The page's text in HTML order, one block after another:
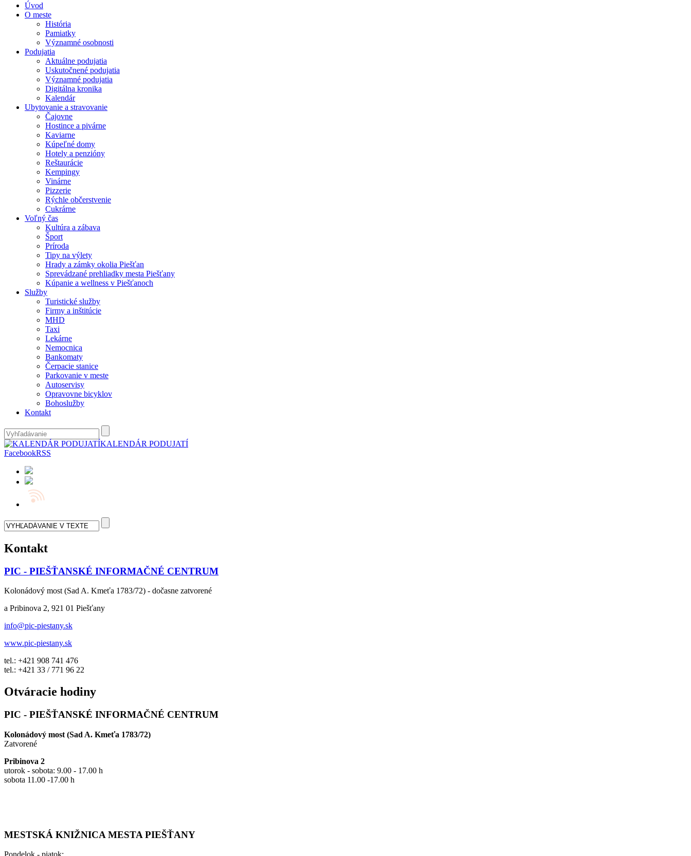
Úvod
O meste
História
Pamiatky
Významné osobnosti
Podujatia
Aktuálne podujatia
Uskutočnené podujatia
Významné podujatia
Digitálna kronika
Kalendár
Ubytovanie a stravovanie
Čajovne
Hostince a pivárne
Kaviarne
Kúpeľné domy
Hotely a penzióny
Reštaurácie
Kempingy
Vinárne
Pizzerie
Rýchle občerstvenie
Cukrárne
Voľný čas
Kultúra a zábava
Šport
Príroda
Tipy na výlety
Hrady a zámky okolia Piešťan
Sprevádzané prehliadky mesta Piešťany
Kúpanie a wellness v Piešťanoch
Služby
Turistické služby
Firmy a inštitúcie
MHD
Taxi
Lekárne
Nemocnica
Bankomaty
Čerpacie stanice
Parkovanie v meste
Autoservisy
Opravovne bicyklov
Bohoslužby
Kontakt
KALENDÁR PODUJATÍ
FacebookRSS
Kontakt
PIC - PIEŠŤANSKÉ INFORMAČNÉ CENTRUM
Kolonádový most (Sad A. Kmeťa 1783/72) - dočasne zatvorené
a Pribinova 2, 921 01 Piešťany
info@pic-piestany.sk
www.pic-piestany.sk
tel.: +421 908 741 476
tel.: +421 33 / 771 96 22
Otváracie hodiny
PIC - PIEŠŤANSKÉ INFORMAČNÉ CENTRUM
Kolonádový most (Sad A. Kmeťa 1783/72)
Zatvorené
Pribinova 2
utorok - sobota: 9.00 - 17.00 h
sobota 11.00 -17.00 h
MESTSKÁ KNIŽNICA MESTA PIEŠŤANY